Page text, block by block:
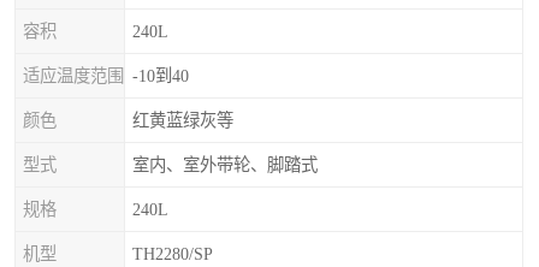
容积 240L
适应温度范围 -10到40
颜色 红黄蓝绿灰等
型式 室内、室外带轮、脚踏式
规格 240L
机型 TH2280/SP